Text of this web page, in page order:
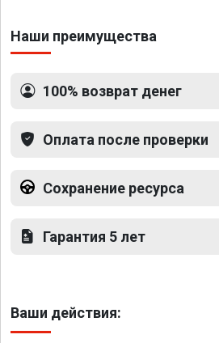
Наши преимущества
100% возврат денег
Оплата после проверки
Сохранение ресурса
Гарантия 5 лет
Ваши действия: